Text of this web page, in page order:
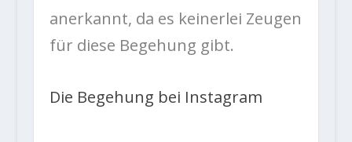
anerkannt, da es keinerlei Zeugen
für diese Begehung gibt.
Die Begehung bei Instagram